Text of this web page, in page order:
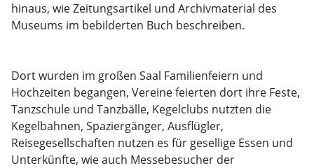
hinaus, wie Zeitungsartikel und Archivmaterial des
Museums im bebilderten Buch beschreiben.
Dort wurden im großen Saal Familienfeiern und
Hochzeiten begangen, Vereine feierten dort ihre Feste,
Tanzschule und Tanzbälle, Kegelclubs nutzten die
Kegelbahnen, Spaziergänger, Ausflügler,
Reisegesellschaften nutzen es für gesellige Essen und
Unterkünfte, wie auch Messebesucher der